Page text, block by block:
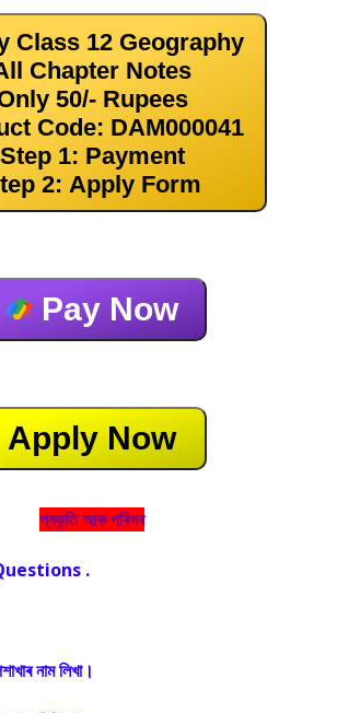
Class 12 Geography
Chapter Notes
50/- Rupees
Code: DAM000041
Step 1: Payment
2: Apply Form
Pay Now
Apply Now
প্ৰকৃতি আৰু পৰিসৰ
.
নাম লিখা।